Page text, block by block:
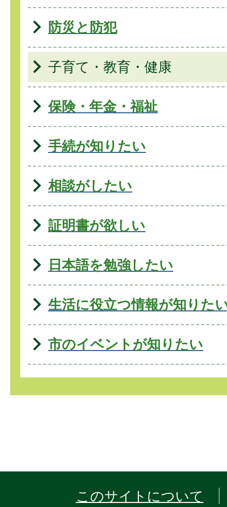
防災と防犯
子育て・教育・健康
保険・年金・福祉
手続が知りたい
相談がしたい
証明書が欲しい
日本語を勉強したい
生活に役立つ情報が知りた
市のイベントが知りたい
このサイトについて